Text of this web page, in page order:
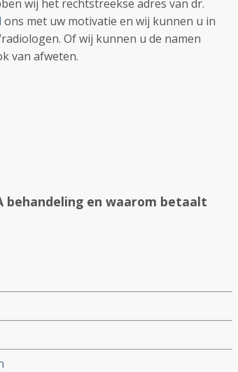
wij het rechtstreekse adres van dr.
ons met uw motivatie en wij kunnen u in
Of wij kunnen u de namen
van afweten.
behandeling en waarom betaalt